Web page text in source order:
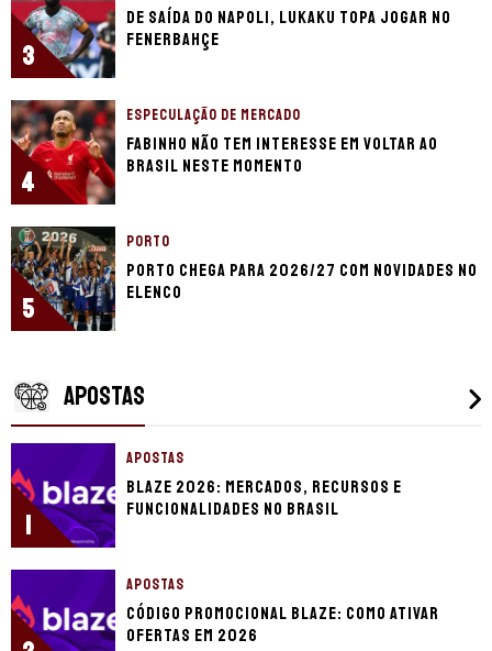
3
De saída do Napoli, Lukaku topa jogar no
Fenerbahçe
4
ESPECULAÇÃO DE MERCADO
Fabinho não tem interesse em voltar ao
Brasil neste momento
5
PORTO
Porto chega para 2026/27 com novidades no
elenco
APOSTAS
1
APOSTAS
Blaze 2026: mercados, recursos e
funcionalidades no Brasil
APOSTAS
Código promocional Blaze: como ativar
ofertas em 2026